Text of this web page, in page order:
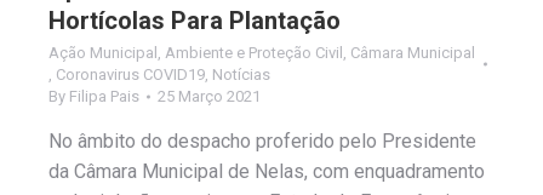
Hortícolas Para Plantação
Ação Municipal , Ambiente e Proteção Civil , Câmara Municipal
, Coronavirus COVID19, Notícias
By Filipa Pais 25 Março 2021
No âmbito do despacho proferido pelo Presidente
da Câmara Municipal de Nelas, com enquadramento